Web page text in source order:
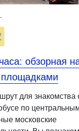
обзорная
для знакомства
по
московские